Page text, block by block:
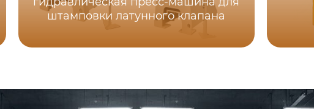
штамповки латунного клапана